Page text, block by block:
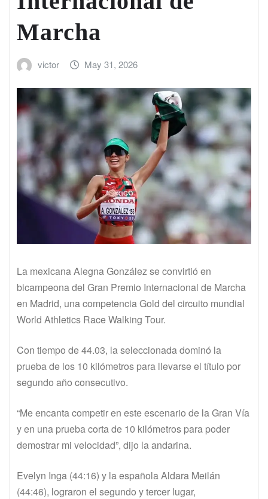
Marcha
victor May 31, 2026
La mexicana Alegna González se convirtió en
bicampeona del Gran Premio Internacional de Marcha
en Madrid, una competencia Gold del circuito mundial
World Athletics Race Walking Tour.
Con tiempo de 44.03, la seleccionada dominó la
prueba de los 10 kilómetros para llevarse el título por
segundo año consecutivo.
“Me encanta competir en este escenario de la Gran Vía
y en una prueba corta de 10 kilómetros para poder
demostrar mi velocidad”, dijo la andarina.
Evelyn Inga (44:16) y la española Aldara Meilán
(44:46), lograron el segundo y tercer lugar,